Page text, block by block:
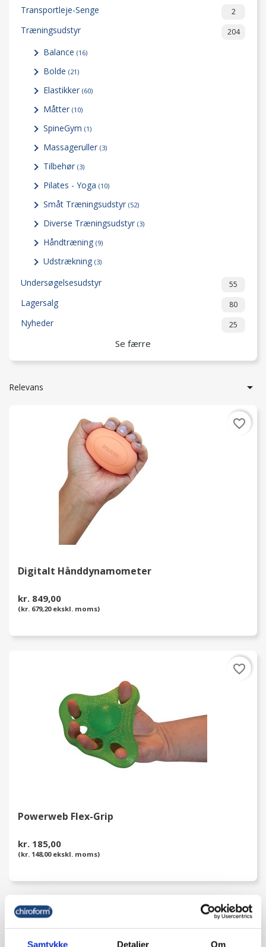
Samtykke Detaljer Om
Transportleje-Senge 2
Træningsudstyr 204
Balance (16)
Bolde (21)
Elastikker (60)
Måtter (10)
SpineGym (1)
Massageruller (3)
Tilbehør (3)
Pilates - Yoga (10)
Småt Træningsudstyr (52)
Diverse Træningsudstyr (3)
Håndtræning (9)
Udstrækning (3)
Undersøgelsesudstyr 55
Lagersalg 80
Nyheder 25
Se færre
Relevans 
Digitalt Hånddynamometer
kr. 849,00
(kr. 679,20 ekskl. moms)
favorite_border
Powerweb Flex-Grip
kr. 185,00
(kr. 148,00 ekskl. moms)
favorite_border
favorite_border